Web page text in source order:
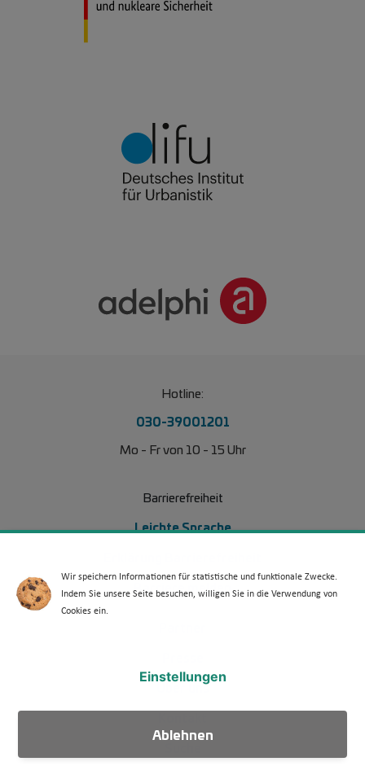
Hotline:
030-39001201
Mo - Fr von 10 - 15 Uhr
Barrierefreiheit
Leichte Sprache
Barriere melden
Über uns
Wir speichern Informationen für statistische und funktionale Zwecke.
Indem Sie unsere Seite besuchen, willigen Sie in die Verwendung von
Cookies ein.
Ablehnen
Einstellungen